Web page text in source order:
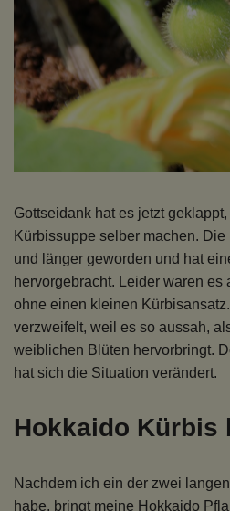
Gottseidank hat es jetzt geklappt,
Kürbissuppe selber machen.
und länger geworden und hat
hervorgebracht. Leider waren
ohne einen kleinen
verzweifelt, weil es so aussah,
weiblichen Blüten hervorbringt.
hat sich die Situation verändert.
Hokkaido Kürbis
Nachdem ich ein der zwei
habe, bringt meine Hokkaido